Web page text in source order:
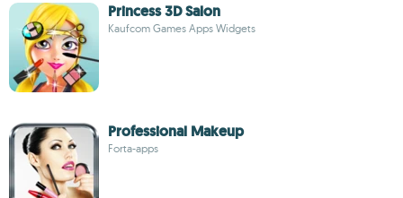
Princess 3D Salon
Kaufcom Games Apps Widgets
Professional Makeup
Forta-apps